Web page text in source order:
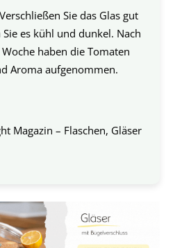
Sie das Glas gut
es kühl und dunkel. Nach
haben die Tomaten
Aroma aufgenommen.
Magazin – Flaschen, Gläser